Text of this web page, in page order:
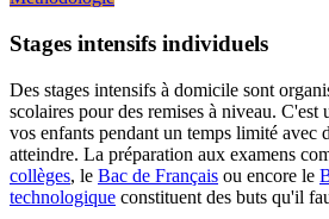
Stages intensifs individuels
Des stages intensifs à domicile sont
scolaires pour des remises à niveau.
vos enfants pendant un temps limité avec
atteindre. La préparation aux examens
collèges, le Bac de Français ou encore le
technologique constituent des buts qu'il